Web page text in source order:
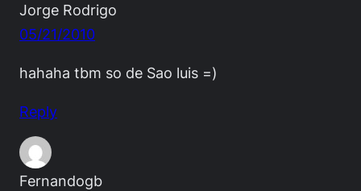
Jorge Rodrigo
05/21/2010
hahaha tbm so de Sao luis =)
Reply
Fernandogb